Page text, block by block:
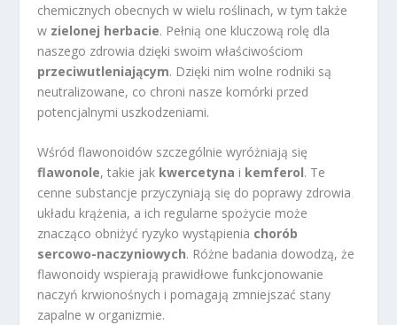
chemicznych obecnych w wielu roślinach, w tym także
w zielonej herbacie. Pełnią one kluczową rolę dla
naszego zdrowia dzięki swoim właściwościom
przeciwutleniającym. Dzięki nim wolne rodniki są
neutralizowane, co chroni nasze komórki przed
potencjalnymi uszkodzeniami.
Wśród flawonoidów szczególnie wyróżniają się
flawonole, takie jak kwercetyna i kemferol. Te
cenne substancje przyczyniają się do poprawy zdrowia
układu krążenia, a ich regularne spożycie może
znacząco obniżyć ryzyko wystąpienia chorób
sercowo-naczyniowych. Różne badania dowodzą, że
flawonoidy wspierają prawidłowe funkcjonowanie
naczyń krwionośnych i pomagają zmniejszać stany
zapalne w organizmie.